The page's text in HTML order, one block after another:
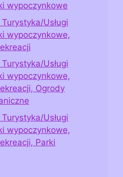
wypoczynkowe
Usługi
wypoczynkowe,
Usługi
wypoczynkowe,
Ogrody
Usługi
wypoczynkowe,
Parki